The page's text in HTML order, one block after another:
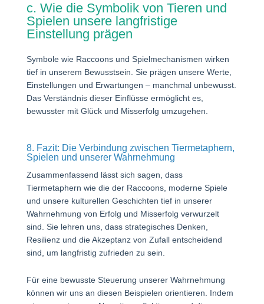
c. Wie die Symbolik von Tieren und
Spielen unsere langfristige
Einstellung prägen
Symbole wie Raccoons und Spielmechanismen wirken
tief in unserem Bewusstsein. Sie prägen unsere Werte,
Einstellungen und Erwartungen – manchmal unbewusst.
Das Verständnis dieser Einflüsse ermöglicht es,
bewusster mit Glück und Misserfolg umzugehen.
8. Fazit: Die Verbindung zwischen Tiermetaphern,
Spielen und unserer Wahrnehmung
Zusammenfassend lässt sich sagen, dass
Tiermetaphern wie die der Raccoons, moderne Spiele
und unsere kulturellen Geschichten tief in unserer
Wahrnehmung von Erfolg und Misserfolg verwurzelt
sind. Sie lehren uns, dass strategisches Denken,
Resilienz und die Akzeptanz von Zufall entscheidend
sind, um langfristig zufrieden zu sein.
Für eine bewusste Steuerung unserer Wahrnehmung
können wir uns an diesen Beispielen orientieren. Indem